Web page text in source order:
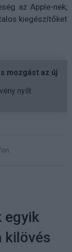
az Apple-nek,
kiegészítőket
mozgást az új
nyílt
egyik
kilövés